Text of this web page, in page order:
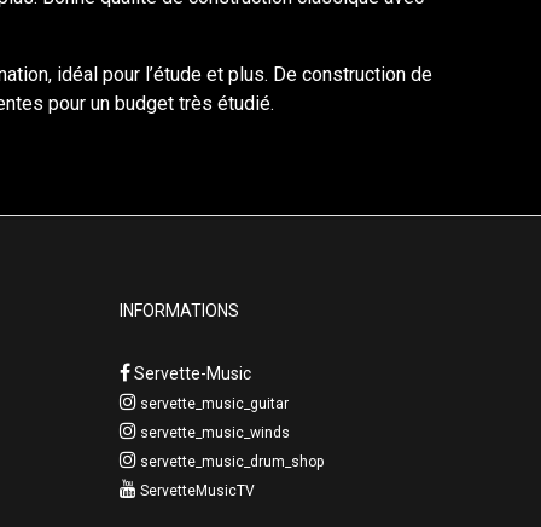
idéal pour l’étude et plus. De construction de
pour un budget très étudié.
INFORMATIONS
Servette-Music
servette_music_guitar
servette_music_winds
servette_music_drum_shop
ServetteMusicTV